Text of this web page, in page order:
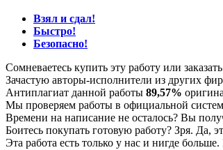
Взял и сдал!
Быстро!
Безопасно!
Сомневаетесь купить эту работу или
Зачастую авторы-исполнители из других
Антиплагиат данной работы 89,57%
Мы проверяем работы в официальной
Времени на написание не осталось? Вы
Боитесь покупать готовую работу? Зря. Да,
Эта работа есть только у нас и нигде